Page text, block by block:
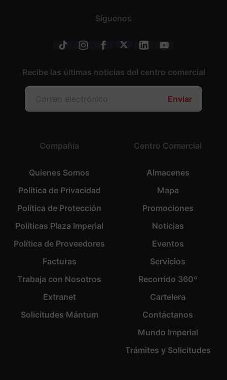
Compañía
Quienes Somos
Política de Privacidad
Política de Protección
Políticas Plaza Imperial
Política de Proveedores
Facturas
Trabaja con Nosotros
Extranet
Solicitudes Mántum
Centro Comercial
Almacenes
Mapa
Promociones
Noticias
Eventos
Servicios
Recorrido 360º
Cartelera
Contáctanos
Mundo Imperial
Trámites y Solicitudes
Síguenos
Recibe las últimas noticias del centro comercial
Enviar